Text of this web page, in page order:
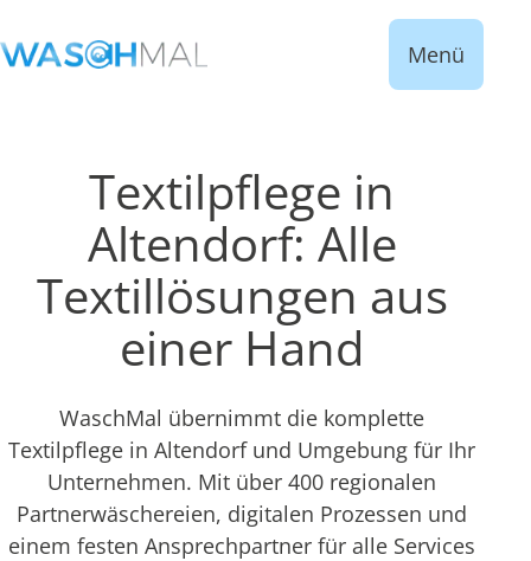
Menü
Textilpflege in
Altendorf: Alle
Textillösungen aus
einer Hand
WaschMal übernimmt die komplette
Textilpflege in Altendorf und Umgebung für Ihr
Unternehmen. Mit über 400 regionalen
Partnerwäschereien, digitalen Prozessen und
einem festen Ansprechpartner für alle Services